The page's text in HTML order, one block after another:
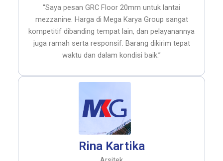
out
of
5
“Saya pesan GRC Floor 20mm untuk lantai
mezzanine. Harga di Mega Karya Group sangat
kompetitif dibanding tempat lain, dan pelayanannya
juga ramah serta responsif. Barang dikirim tepat
waktu dan dalam kondisi baik.”
Rina Kartika